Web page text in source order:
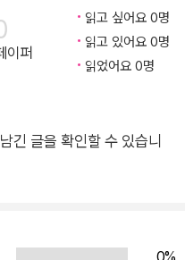
비즈니스 의사결정권자를 위
이를 통해 사업의 진행 방향을
이 우선 작은 프로젝트를 시
할 수 있도록 돕기 위한 정보
혁과도 같은 커다란 전환(tra
썼습니다. 저자들은 향후 5
용은 현실과 가상이 융합된,
우려되는 점을 공유하기 위
닌 기술 마니아(tech enthusi
자신들의 열정을 공유하는 데
서 열정적으로 연구하고 조
고 혼합현실이 펼치는 새로
한다. 이 책에서는 사용자
이 눈 앞에서 정교하게 결합
향한 변화가 엔터테인먼트,
반에 가져올 커다란 파급 효
차세대 기술을 이미 어떻게
소개한다. 더불어 이러한
화를 다뤘다. 가상현실이 게
이퍼
읽고 싶어요 0명
읽고 있어요 0명
읽었어요 0명
긴 글을 확인할 수 있습니